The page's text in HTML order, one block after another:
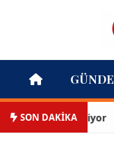
SON DAKİKA
parkı geliyor